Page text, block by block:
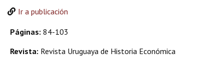
Ir a publicación
Páginas: 84-103
Revista: Revista Uruguaya de Historia Económica